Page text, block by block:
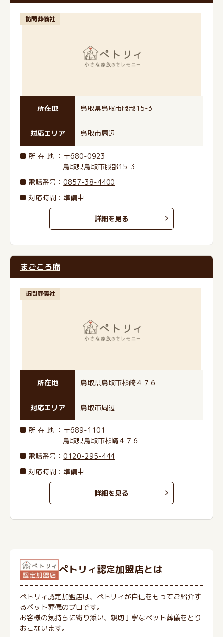
訪問葬儀社
所在地 鳥取県鳥取市服部15-3
対応エリア 鳥取市周辺
所在地 ：〒680-0923
鳥取県鳥取市服部15-3
電話番号 ：0857-38-4400
対応時間：準備中
詳細を見る
まごころ庵
訪問葬儀社
所在地 鳥取県鳥取市杉崎４７６
対応エリア 鳥取市周辺
所在地 ：〒689-1101
鳥取県鳥取市杉崎４７６
電話番号 ：0120-295-444
対応時間：準備中
詳細を見る
ぺトリィ認定加盟店とは
ペトリィ認定加盟店は、ペトリィが自信をもってご紹介す
るペット葬儀のプロです。
お客様の気持ちに寄り添い、親切丁寧なペット葬儀をとり
おこないます。